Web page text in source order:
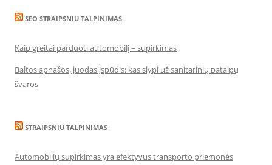
SEO STRAIPSNIU TALPINIMAS
Kaip greitai parduoti automobilį – supirkimas
Baltos apnašos, juodas įspūdis: kas slypi už sanitarinių patalpų
švaros
STRAIPSNIU TALPINIMAS
Automobilių supirkimas yra efektyvus transporto priemonės